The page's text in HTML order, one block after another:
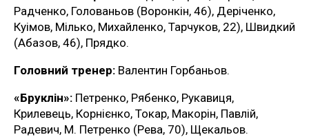
Радченко, Голованьов (Воронкін, 46), Деріченко,
Куімов, Мілько, Михайленко, Тарчуков, 22), Швидкий
(Абазов, 46), Прядко.
Головний тренер: Валентин Горбаньов.
«Бруклін»: Петренко, Рябенко, Рукавиця,
Крилевець, Корнієнко, Токар, Макорін, Павлій,
Радевич, М. Петренко (Рева, 70), Щекальов.